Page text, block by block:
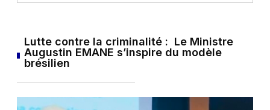
Lutte contre la criminalité : Le Ministre
Augustin EMANE s’inspire du modèle
brésilien